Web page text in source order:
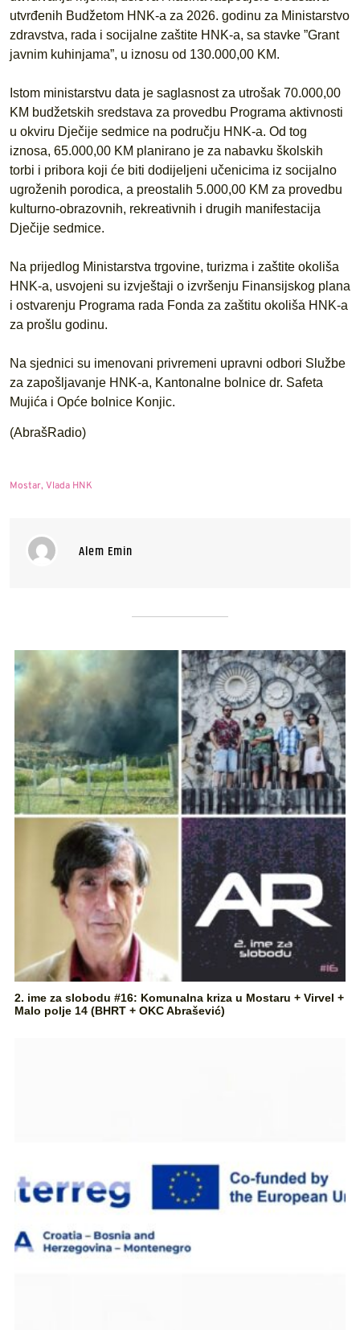
utvrđenih Budžetom HNK-a za 2026. godinu za Ministarstvo
zdravstva, rada i socijalne zaštite HNK-a, sa stavke ”Grant
javnim kuhinjama”, u iznosu od 130.000,00 KM.
Istom ministarstvu data je saglasnost za utrošak 70.000,00
KM budžetskih sredstava za provedbu Programa aktivnosti
u okviru Dječije sedmice na području HNK-a. Od tog
iznosa, 65.000,00 KM planirano je za nabavku školskih
torbi i pribora koji će biti dodijeljeni učenicima iz socijalno
ugroženih porodica, a preostalih 5.000,00 KM za provedbu
kulturno-obrazovnih, rekreativnih i drugih manifestacija
Dječije sedmice.
Na prijedlog Ministarstva trgovine, turizma i zaštite okoliša
HNK-a, usvojeni su izvještaji o izvršenju Finansijskog plana
i ostvarenju Programa rada Fonda za zaštitu okoliša HNK-a
za prošlu godinu.
Na sjednici su imenovani privremeni upravni odbori Službe
za zapošljavanje HNK-a, Kantonalne bolnice dr. Safeta
Mujića i Opće bolnice Konjic.
(AbrašRadio)
Mostar, Vlada HNK
Alem Emin
2. ime za slobodu #16: Komunalna kriza u Mostaru + Virvel +
Malo polje 14 (BHRT + OKC Abrašević)